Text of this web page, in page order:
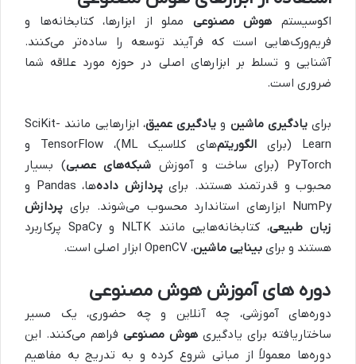
اکوسیستم هوش مصنوعی مملو از ابزارها، کتابخانه‌ها و
فریم‌ورک‌هایی است که فرآیند توسعه را ساده‌تر می‌کنند.
آشنایی و تسلط بر ابزارهای اصلی در حوزه مورد علاقه شما
ضروری است.
براییادگیری ماشین و یادگیری عمیق
، ابزارهایی مانند SciKit-
Learn (برای
الگوریتم‌
های کلاسیک ML)، TensorFlow و
PyTorch (برای ساخت و آموزش
شبکه‌های عصبی) بسیار
محبوب و قدرتمند هستند. برایپردازش داده‌
ها، Pandas و
NumPy ابزارهای استاندارد محسوب می‌شوند. برای
پردازش
زبان طبیعی
، کتابخانه‌هایی مانند NLTK و SpaCy پرکاربرد
هستند و برای بینایی ماشین، OpenCV ابزار اصلی است.
دوره‌ های آموزش هوش مصنوعی
دوره‌های آموزشی، چه آنلاین و چه حضوری، یک مسیر
ساختاریافته برای یادگیری هوش مصنوعی فراهم می‌کنند. این
دوره‌ها معمولاً از مبانی شروع کرده و به تدریج به مفاهیم